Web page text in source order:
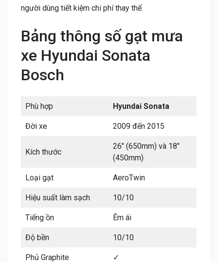
người dùng tiết kiệm chi phí thay thế.
Bảng thông số gạt mưa
xe Hyundai Sonata
Bosch
Phù hợp Hyundai Sonata
Đời xe 2009 đến 2015
Kích thước
26″ (650mm) và 18″
(450mm)
Loại gạt AeroTwin
Hiệu suất làm sạch 10/10
Tiếng ồn Êm ái
Độ bền 10/10
Phủ Graphite ✓